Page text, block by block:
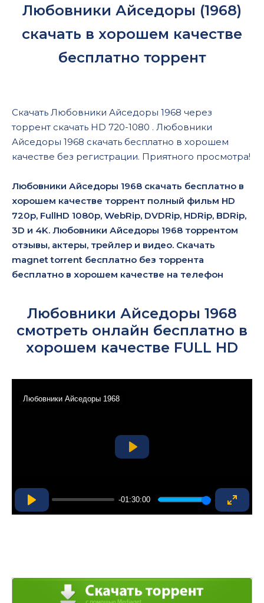
Любовники Айседоры (1968)
скачать в хорошем качестве
бесплатно торрент
Скачать Любовники Айседоры 1968 через
торрент скачать HD 720-1080 . Любовники
Айседоры 1968 скачать бесплатно в хорошем
качестве без регистрации. Приятного просмотра!
Любовники Айседоры 1968 скачать бесплатно в
хорошем качестве торрент полный фильм HD
720p, FullHD 1080p, WebRip, DVDRip, HDRip, BDRip,
3D и 4K. Любовники Айседоры 1968 торрентом
отзывы, актеры, трейлер и видео. Скачать
magnet torrent бесплатно без торрента
бесплатно в хорошем качестве на телефон
Любовники Айседоры 1968
смотреть онлайн бесплатно в
хорошем качестве FULL HD
Play
-01:30:00
Enter
Любовники Айседоры 1968